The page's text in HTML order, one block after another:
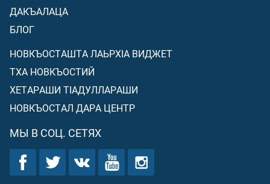
ДАКЪАЛАЦА
БЛОГ
НОВКЪОСТАШТА ЛАЬРХIА ВИДЖЕТ
ТХА НОВКЪОСТИЙ
ХЕТАРАШИ ТIАДУЛЛАРАШИ
НОВКЪОСТАЛ ДАРА ЦЕНТР
МЫ В СОЦ. СЕТЯХ